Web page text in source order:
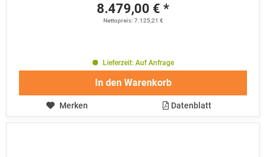
8.479,00 € *
Nettopreis: 7.125,21 €
Lieferzeit: Auf Anfrage
In den Warenkorb
Merken Datenblatt